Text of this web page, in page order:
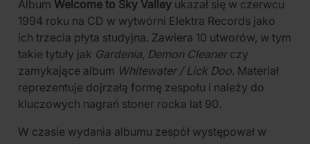
Album Welcome to Sky Valley ukazał się w czerwcu
1994 roku na CD w wytwórni Elektra Records jako
ich trzecia płyta studyjna. Zawiera 10 utworów, w tym
takie tytuły jak Gardenia, Demon Cleanerczy
zamykające album Whitewater / Lick Doo. Materiał
reprezentuje dojrzałą formę zespołu i należy do
kluczowych nagrań stoner rocka lat 90.
W czasie wydania albumu zespół występował w